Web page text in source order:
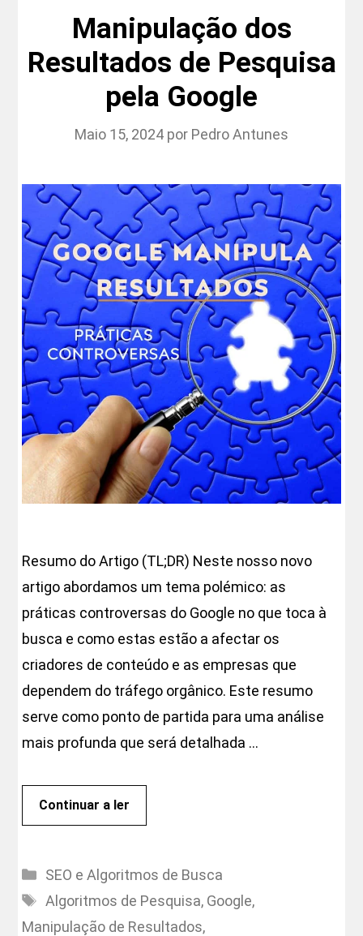
Manipulação dos
Resultados de Pesquisa
pela Google
Maio 15, 2024 por Pedro Antunes
Resumo do Artigo (TL;DR) Neste nosso novo
artigo abordamos um tema polémico: as
práticas controversas do Google no que toca à
busca e como estas estão a afectar os
criadores de conteúdo e as empresas que
dependem do tráfego orgânico. Este resumo
serve como ponto de partida para uma análise
mais profunda que será detalhada …
Continuar a ler
Categorias
SEO e Algoritmos de Busca
Etiquetas
Algoritmos de Pesquisa, Google,
Manipulação de Resultados,